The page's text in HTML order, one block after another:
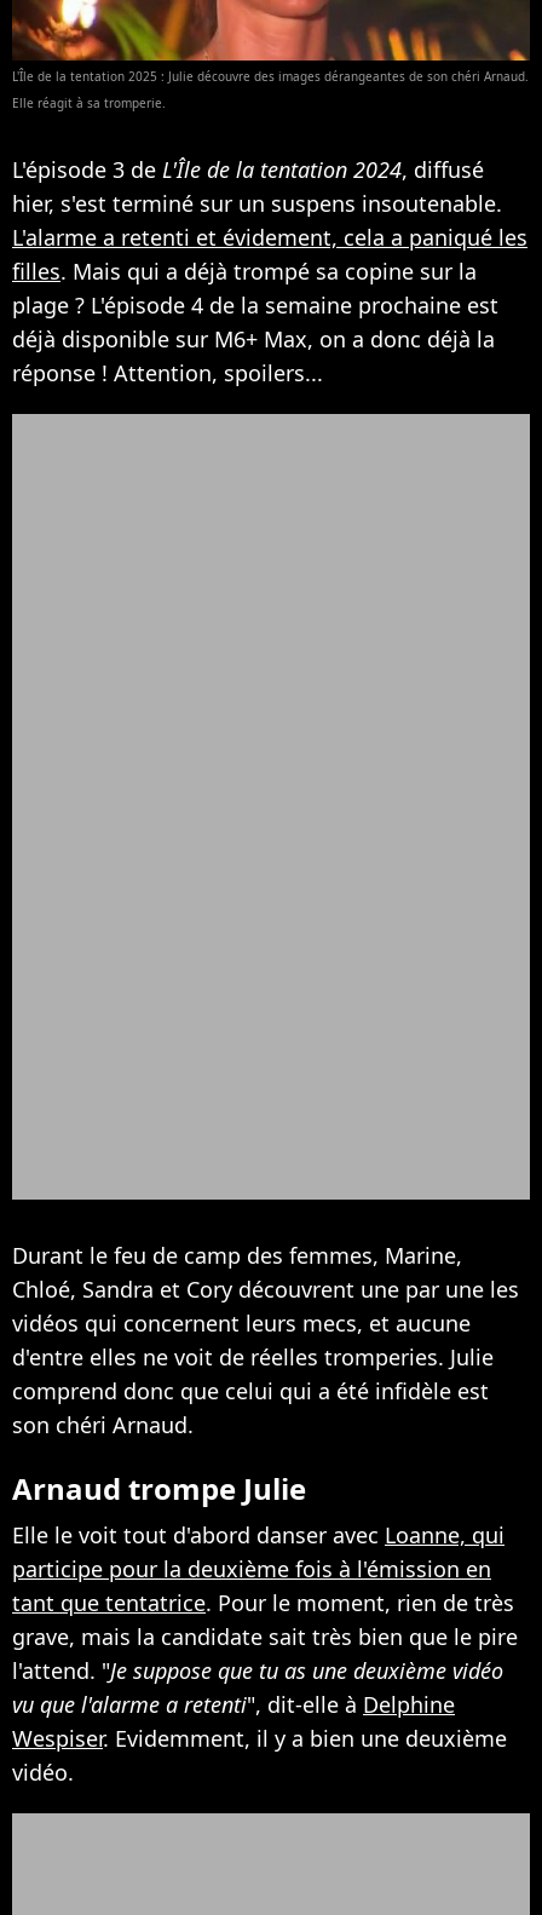
L'Île de la tentation 2025 : Julie découvre des images dérangeantes de son chéri Arnaud.
Elle réagit à sa tromperie.
L'épisode 3 de L'Île de la tentation 2024, diffusé
hier, s'est terminé sur un suspens insoutenable.
L'alarme a retenti et évidement, cela a paniqué les
filles. Mais qui a déjà trompé sa copine sur la
plage ? L'épisode 4 de la semaine prochaine est
déjà disponible sur M6+ Max, on a donc déjà la
réponse ! Attention, spoilers...
Durant le feu de camp des femmes, Marine,
Chloé, Sandra et Cory découvrent une par une les
vidéos qui concernent leurs mecs, et aucune
d'entre elles ne voit de réelles tromperies. Julie
comprend donc que celui qui a été infidèle est
son chéri Arnaud.
Arnaud trompe Julie
Elle le voit tout d'abord danser avec Loanne, qui
participe pour la deuxième fois à l'émission en
tant que tentatrice. Pour le moment, rien de très
grave, mais la candidate sait très bien que le pire
l'attend. "Je suppose que tu as une deuxième vidéo
vu que l'alarme a retenti", dit-elle à Delphine
Wespiser. Evidemment, il y a bien une deuxième
vidéo.